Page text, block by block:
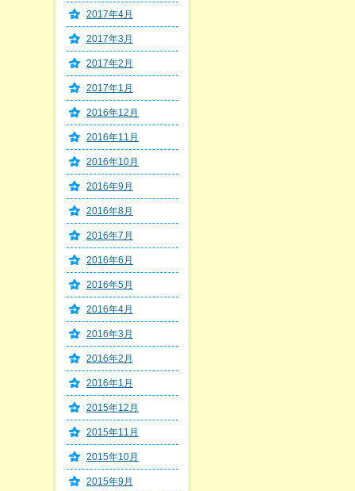
2017年4月
2017年3月
2017年2月
2017年1月
2016年12月
2016年11月
2016年10月
2016年9月
2016年8月
2016年7月
2016年6月
2016年5月
2016年4月
2016年3月
2016年2月
2016年1月
2015年12月
2015年11月
2015年10月
2015年9月